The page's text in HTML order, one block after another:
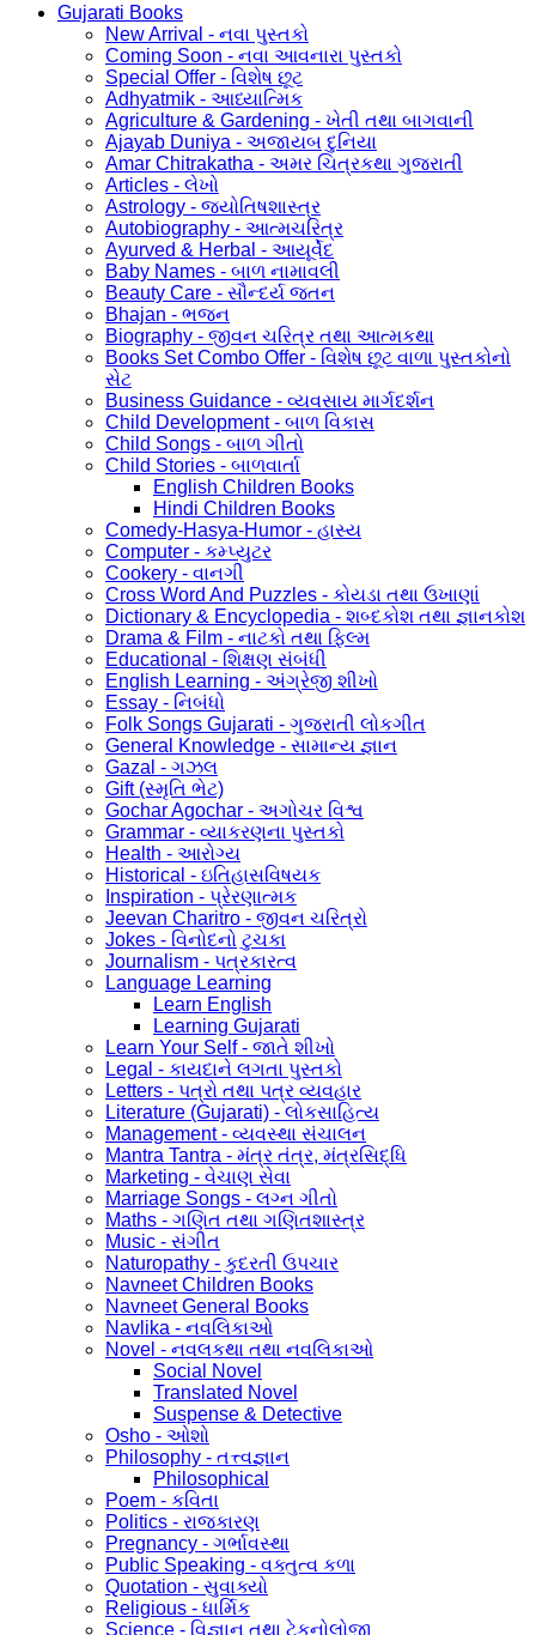
Gujarati Books
New Arrival - નવા પુસ્તકો
Coming Soon - નવા આવનારા પુસ્તકો
Special Offer - વિશેષ છૂટ
Adhyatmik - આધ્યાત્મિક
Agriculture & Gardening - ખેતી તથા બાગવાની
Ajayab Duniya - અજાયબ દુનિયા
Amar Chitrakatha - અમર ચિત્રકથા ગુજરાતી
Articles - લેખો
Astrology - જ્યોતિષશાસ્ત્ર
Autobiography - આત્મચરિત્ર
Ayurved & Herbal - આયૂર્વેદ
Baby Names - બાળ નામાવલી
Beauty Care - સૌન્દર્ય જતન
Bhajan - ભજન
Biography - જીવન ચરિત્ર તથા આત્મકથા
Books Set Combo Offer - વિશેષ છૂટ વાળા પુસ્તકોનો
સેટ
Business Guidance - વ્યવસાય માર્ગદર્શન
Child Development - બાળ વિકાસ
Child Songs - બાળ ગીતો
Child Stories - બાળવાર્તા
English Children Books
Hindi Children Books
Comedy-Hasya-Humor - હાસ્ય
Computer - કમ્પ્યુટર
Cookery - વાનગી
Cross Word And Puzzles - કોયડા તથા ઉખાણાં
Dictionary & Encyclopedia - શબ્દકોશ તથા જ્ઞાનકોશ
Drama & Film - નાટકો તથા ફિલ્મ
Educational - શિક્ષણ સંબંધી
English Learning - અંગ્રેજી શીખો
Essay - નિબંધો
Folk Songs Gujarati - ગુજરાતી લોકગીત
General Knowledge - સામાન્ય જ્ઞાન
Gazal - ગઝલ
Gift (સ્મૃતિ ભેટ)
Gochar Agochar - અગોચર વિશ્વ
Grammar - વ્યાકરણના પુસ્તકો
Health - આરોગ્ય
Historical - ઇતિહાસવિષયક
Inspiration - પ્રેરણાત્મક
Jeevan Charitro - જીવન ચરિત્રો
Jokes - વિનોદનો ટુચકા
Journalism - પત્રકારત્વ
Language Learning
Learn English
Learning Gujarati
Learn Your Self - જાતે શીખો
Legal - કાયદાને લગતા પુસ્તકો
Letters - પત્રો તથા પત્ર વ્યવહાર
Literature (Gujarati) - લોકસાહિત્ય
Management - વ્યવસ્થા સંચાલન
Mantra Tantra - મંત્ર તંત્ર, મંત્રસિદ્ધિ
Marketing - વેચાણ સેવા
Marriage Songs - લગ્ન ગીતો
Maths - ગણિત તથા ગણિતશાસ્ત્ર
Music - સંગીત
Naturopathy - કુદરતી ઉપચાર
Navneet Children Books
Navneet General Books
Navlika - નવલિકાઓ
Novel - નવલકથા તથા નવલિકાઓ
Social Novel
Translated Novel
Suspense & Detective
Osho - ઓશો
Philosophy - તત્ત્વજ્ઞાન
Philosophical
Poem - કવિતા
Politics - રાજકારણ
Pregnancy - ગર્ભાવસ્થા
Public Speaking - વક્તુત્વ કળા
Quotation - સુવાક્યો
Religious - ધાર્મિક
Science - વિજ્ઞાન તથા ટેકનોલોજી